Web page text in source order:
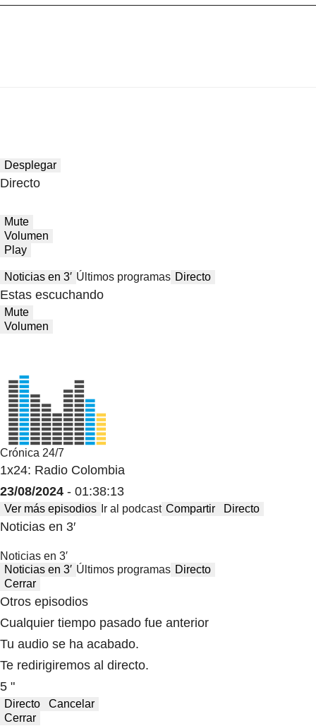
Desplegar
Directo
Mute
Volumen
Play
Noticias en 3′ Últimos programas Directo
Estas escuchando
Mute
Volumen
Crónica 24/7
1x24: Radio Colombia
23/08/2024 - 01:38:13
Ver más episodios Ir al podcast Compartir Directo
Noticias en 3′
Noticias en 3′
Noticias en 3′ Últimos programas Directo
Cerrar
Otros episodios
Cualquier tiempo pasado fue anterior
Tu audio se ha acabado.
Te redirigiremos al directo.
5 "
Directo
Cancelar
Cerrar